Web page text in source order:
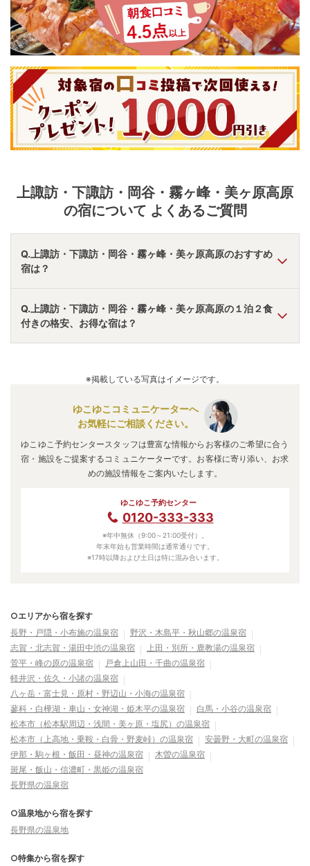
上諏訪・下諏訪・岡谷・霧ヶ峰・美ヶ原高原
の宿について よくあるご質問
Q.上諏訪・下諏訪・岡谷・霧ヶ峰・美ヶ原高原のおすすめ
宿は？
A. 「神秘なる諏訪湖に心癒される宿 上諏訪温泉 しんゆ」・
「信州上諏訪温泉 諏訪別邸 朱白
かけ流し源泉の宿 渋
の湯」などの旅館・ホテルがおすすめの宿泊先です。
Q.上諏訪・下諏訪・岡谷・霧ヶ峰・美ヶ原高原の１泊２食
付きの格安、お得な宿は？
信州しもすわ温泉 ぎん月
お得な価格で泊まれる宿泊先です。
※掲載している写真はイメージです。
ゆこゆこコミュニケーターへ
お気軽にご相談ください。
ゆこゆこ予約センタースタッフは豊富な情報からお客様のご希望に合う
宿・施設をご提案するコミュニケーターです。お客様に寄り添い、お求
めの施設情報をご案内いたします。
ゆこゆこ予約センター
0120-333-333
※年中無休（9:00～21:00受付）。
年末年始も営業時間は通常通りです。
※17時以降および土日は特に混み合います。
○エリアから宿を探す
長野・戸隠・小布施の温泉宿
野沢・木島平・秋山郷の温泉宿
志賀・北志賀・湯田中渋の温泉宿
上田・別所・鹿教湯の温泉宿
菅平・峰の原の温泉宿
戸倉上山田・千曲の温泉宿
軽井沢・佐久・小諸の温泉宿
八ヶ岳・富士見・原村・野辺山・小海の温泉宿
蓼科・白樺湖・車山・女神湖・姫木平の温泉宿
白馬・小谷の温泉宿
松本市（松本駅周辺・浅間・美ヶ原・塩尻）の温泉宿
松本市（上高地・乗鞍・白骨・野麦峠）の温泉宿
安曇野・大町の温泉宿
伊那・駒ヶ根・飯田・昼神の温泉宿
木曽の温泉宿
斑尾・飯山・信濃町・黒姫の温泉宿
長野県の温泉宿
○温泉地から宿を探す
長野県の温泉地
○特集から宿を探す